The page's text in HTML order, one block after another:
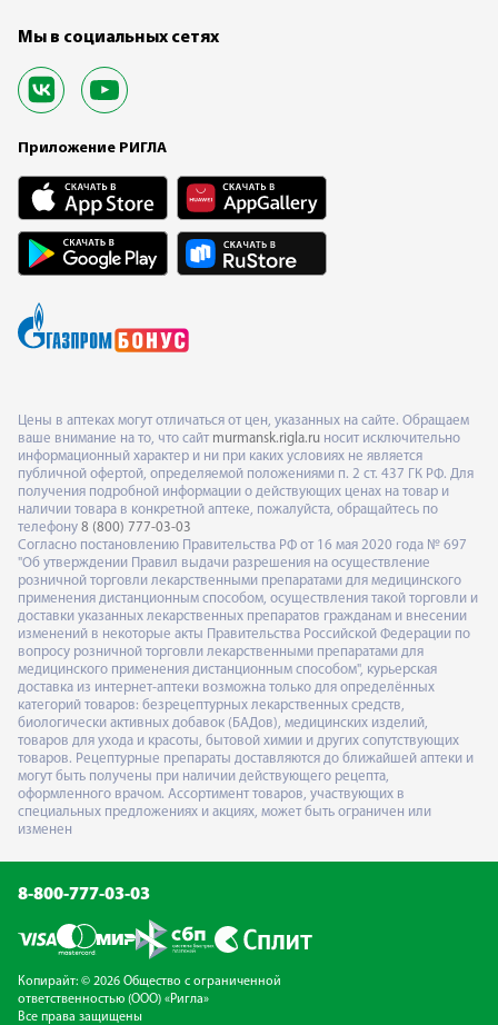
Мы в социальных сетях
Приложение РИГЛА
Цены в аптеках могут отличаться от цен, указанных на сайте. Обращаем
ваше внимание на то, что сайт murmansk.rigla.ru носит исключительно
информационный характер и ни при каких условиях не является
публичной офертой, определяемой положениями п. 2 ст. 437 ГК РФ. Для
получения подробной информации о действующих ценах на товар и
наличии товара в конкретной аптеке, пожалуйста, обращайтесь по
телефону 8 (800) 777-03-03
Согласно постановлению Правительства РФ от 16 мая 2020 года № 697
"Об утверждении Правил выдачи разрешения на осуществление
розничной торговли лекарственными препаратами для медицинского
применения дистанционным способом, осуществления такой торговли и
доставки указанных лекарственных препаратов гражданам и внесении
изменений в некоторые акты Правительства Российской Федерации по
вопросу розничной торговли лекарственными препаратами для
медицинского применения дистанционным способом", курьерская
доставка из интернет-аптеки возможна только для определённых
категорий товаров: безрецептурных лекарственных средств,
биологически активных добавок (БАДов), медицинских изделий,
товаров для ухода и красоты, бытовой химии и других сопутствующих
товаров. Рецептурные препараты доставляются до ближайшей аптеки и
могут быть получены при наличии действующего рецепта,
оформленного врачом. Ассортимент товаров, участвующих в
специальных предложениях и акциях, может быть ограничен или
изменен
8-800-777-03-03
Копирайт: © 2026 Общество с ограниченной
ответственностью (ООО) «Ригла»
Все права защищены